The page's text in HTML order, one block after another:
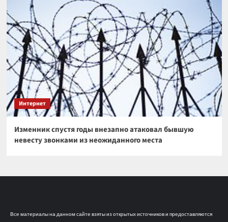
Интернет
Изменник спустя годы внезапно атаковал бывшую
невесту звонками из неожиданного места
Все материалы на данном сайте взяты из открытых источников и предоставляются